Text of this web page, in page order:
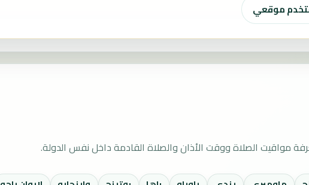
موقعي
مواقيت الصلاة ووقت الأذان والصلاة القادمة داخل نفس الدولة.